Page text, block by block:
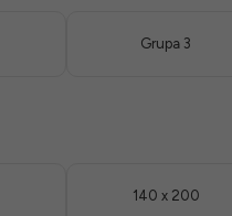
Grupa 3
140 x 200